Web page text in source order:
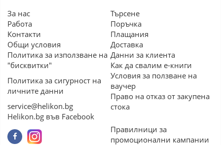
За нас
Работа
Контакти
Общи условия
Политика за използване на
"бисквитки"
Политика за сигурност на
личните данни
service@helikon.bg
Helikon.bg във Facebook
Търсене
Поръчка
Плащания
Доставка
Данни за клиента
Как да свалим е-книги
Условия за ползване на
ваучер
Право на отказ от закупена
стока
Правилници за
промоционални кампании